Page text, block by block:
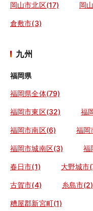
岡山市北区(17) 岡
倉敷市(3)
九州
福岡県
福岡県全体(79)
福岡市東区(32) 福
福岡市南区(6) 福岡
福岡市城南区(3) 福
春日市(1) 大野城市
古賀市(4) 糸島市(2)
糟屋郡新宮町(1)